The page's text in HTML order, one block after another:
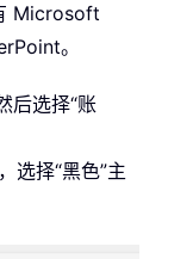
Microsoft
。
后选择“账
选择“黑色”主